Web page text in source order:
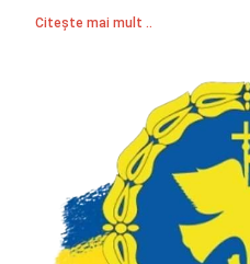
Citește mai mult ..